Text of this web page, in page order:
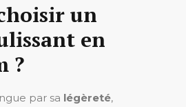
un
en
?
par sa légèreté,